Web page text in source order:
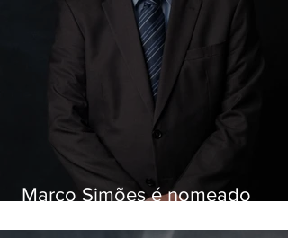
Marco Simões é nomeado